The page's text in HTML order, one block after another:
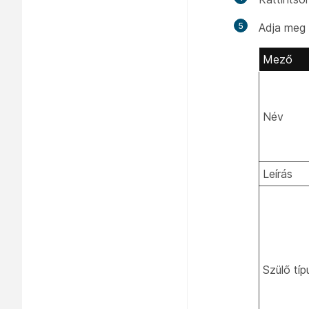
5 Adja
Mező
Név
Leírás
Szülő